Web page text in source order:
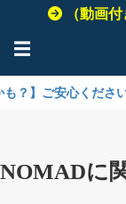
（動画
☰
い！！今なら、
NOMADに